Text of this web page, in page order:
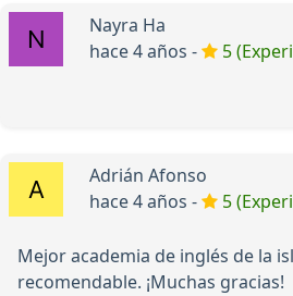
Nayra Ha
hace 4 años -
5
Adrián Afonso
hace 4 años -
5
Mejor academia de inglés de la
recomendable. ¡Muchas gracias!